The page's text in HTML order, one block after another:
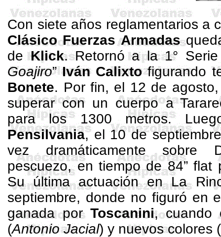
Con siete años reglamentarios a
Clásico Fuerzas Armadas
deKlick. Retornó a la 1°
Goajiro”Iván Calixtofigurando
Bonete. Por fin, el 12 de
superar con un cuerpo a
para los1300 metros.
Pensilvania, el 10 de
vez dramáticamente sobre
pescuezo, en tiempo de84”flat
Su última actuación enLa
septiembre, donde no figuró en
ganada por Toscanini, cuando
(AntonioJacial) y nuevos colores (